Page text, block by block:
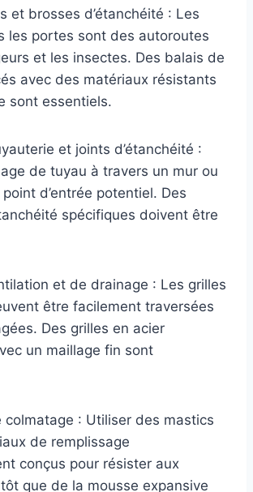
et brosses d’étanchéité : Les
les portes sont des autoroutes
et les insectes. Des balais de
avec des matériaux résistants
sont essentiels.
et joints d’étanchéité :
de tuyau à travers un mur ou
d’entrée potentiel. Des
spécifiques doivent être
et de drainage : Les grilles
être facilement traversées
Des grilles en acier
un maillage fin sont
colmatage : Utiliser des mastics
de remplissage
conçus pour résister aux
que de la mousse expansive